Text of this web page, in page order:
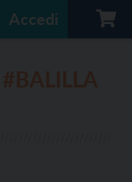
Accedi